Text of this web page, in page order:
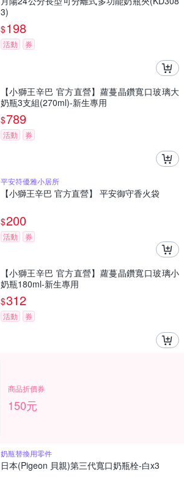
3)
$198
活動 券
【小獅王辛巴 官方直營】蘿蔓晶鑽寬口玻璃大
奶瓶3支組(270ml)-新生專用
$789
活動 券
平安符優雅小居所
【小獅王辛巴 官方直營】 平安御守香火袋
$200
活動 券
【小獅王辛巴 官方直營】蘿蔓晶鑽寬口玻璃小
奶瓶180ml-新生專用
$312
活動 券
商品折價券
150元
奶瓶替換用零件
日本(Pigeon 貝親)第三代寬口奶瓶栓-白x3